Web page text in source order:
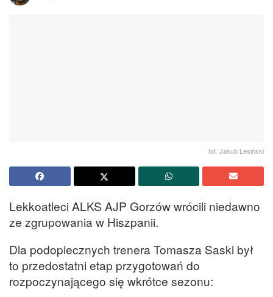
fot. Jakub Lesiński
Lekkoatleci ALKS AJP Gorzów wrócili niedawno
ze zgrupowania w Hiszpanii.
Dla podopiecznych trenera Tomasza Saski był
to przedostatni etap przygotowań do
rozpoczynającego się wkrótce sezonu: